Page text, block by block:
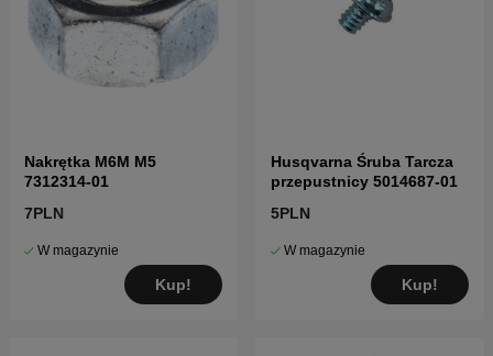
Nakrętka M6M M5
7312314-01
7PLN
W magazynie
Kup!
Husqvarna Śruba Tarcza
przepustnicy 5014687-01
5PLN
W magazynie
Kup!